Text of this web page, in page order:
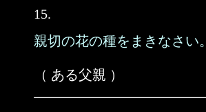
15.
親切の花の種をまきなさい。
（ ある父親 ）